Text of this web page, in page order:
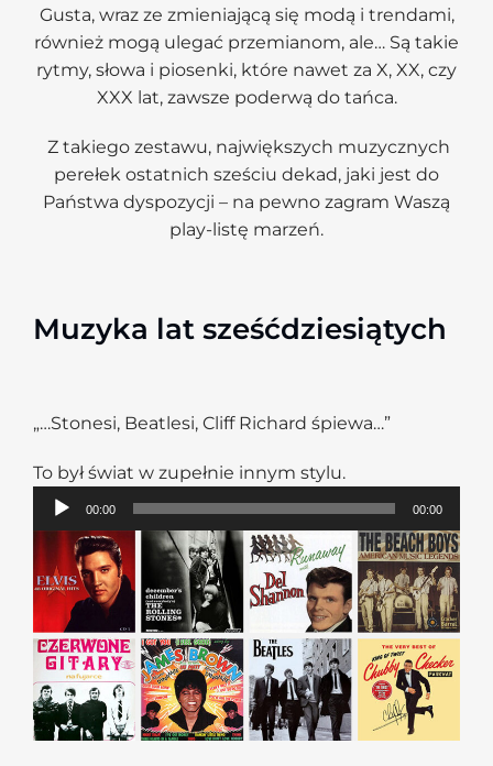
Gusta, wraz ze zmieniającą się modą i trendami,
również mogą ulegać przemianom, ale… Są takie
rytmy, słowa i piosenki, które nawet za X, XX, czy
XXX lat, zawsze poderwą do tańca.
Z takiego zestawu, największych muzycznych
perełek ostatnich sześciu dekad, jaki jest do
Państwa dyspozycji – na pewno zagram Waszą
play-listę marzeń.
Muzyka lat sześćdziesiątych
„…Stonesi, Beatlesi, Cliff Richard śpiewa…”
To był świat w zupełnie innym stylu.
Odtwarzacz
plików
dźwiękowych
00:00 00:00